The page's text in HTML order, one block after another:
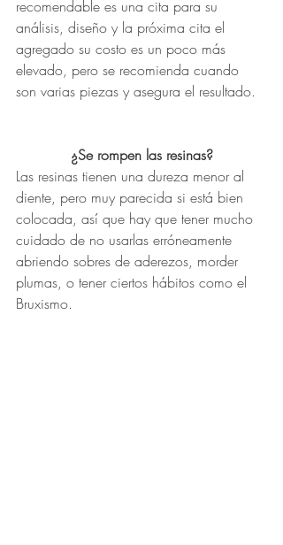
recomendable es una cita para su
análisis, diseño y la próxima cita el
agregado su costo es un poco más
elevado, pero se recomienda cuando
son varias piezas y asegura el resultado.
¿Se rompen las resinas?
Las resinas tienen una dureza menor al
diente, pero muy parecida si está bien
colocada, así que hay que tener mucho
cuidado de no usarlas erróneamente
abriendo sobres de aderezos, morder
plumas, o tener ciertos hábitos como el
Bruxismo.